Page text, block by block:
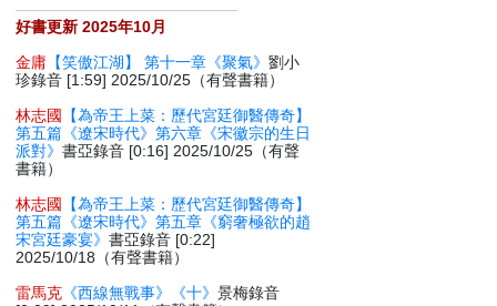
好書更新 2025年10月
金庸 【笑傲江湖】 第十一章《聚氣》劉小
珍錄音 [1:59] 2025/10/25（有聲書籍）
林志國
【為帝王上菜：歷代宮廷御醫傳奇】
第五篇《遼宋時代》第六章《宋徽宗的生日
派對》書亞錄音 [0:16] 2025/10/25（有聲
書籍）
林志國
【為帝王上菜：歷代宮廷御醫傳奇】
第五篇《遼宋時代》第五章《窮奢極欲的趙
宋宮廷豪宴》書亞錄音 [0:22]
2025/10/18（有聲書籍）
雷馬克 《西線無戰事》《十》景梅錄音